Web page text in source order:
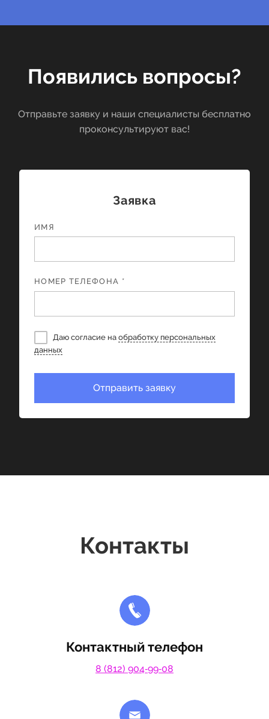
Появились вопросы?
Отправьте заявку и наши специалисты бесплатно
проконсультируют вас!
Заявка
ИМЯ
НОМЕР ТЕЛЕФОНА *
Даю согласие на обработку персональных
данных
Отправить заявку
Контакты
Контактный телефон
8 (812) 904‑99‑08